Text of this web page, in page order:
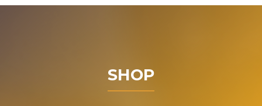
SHOP